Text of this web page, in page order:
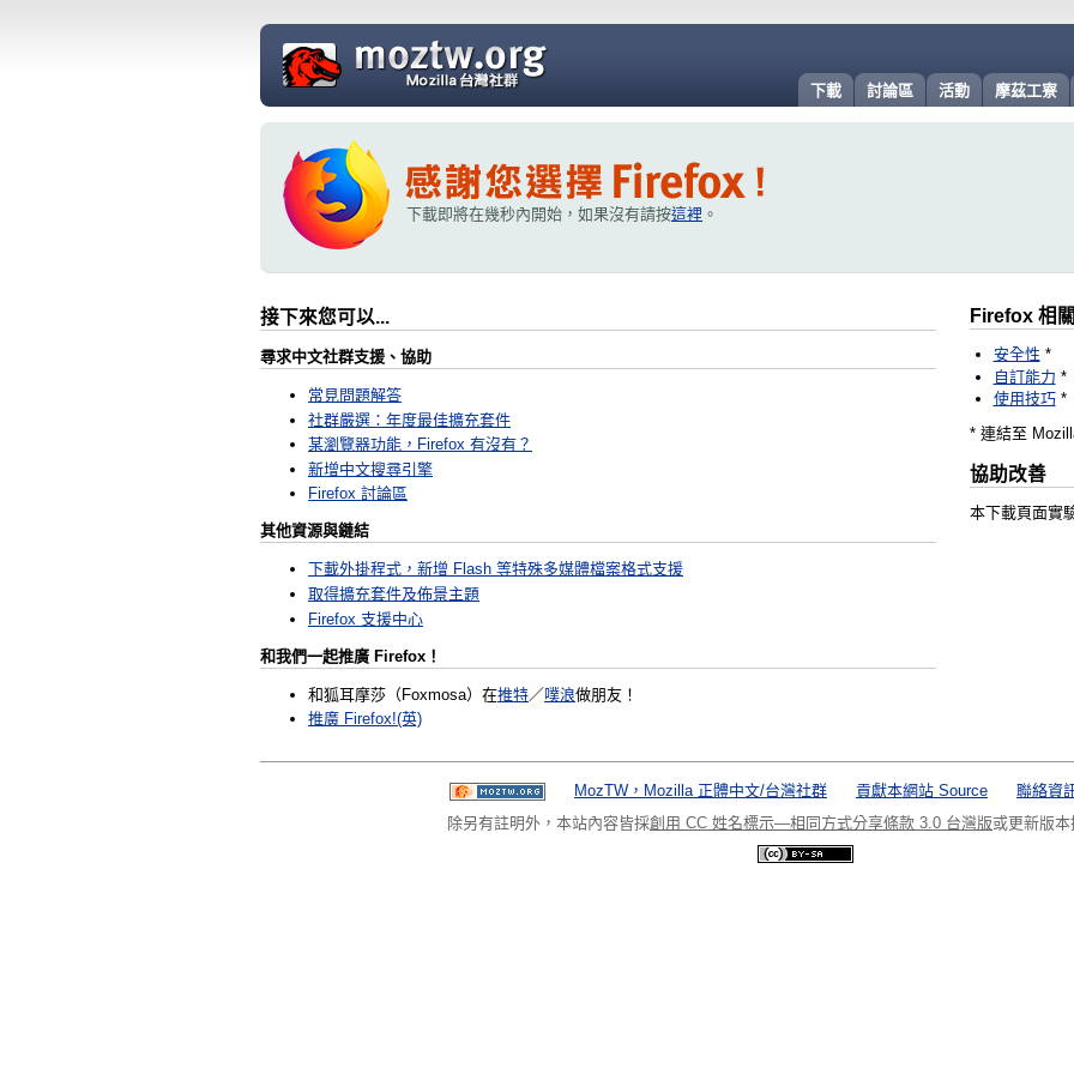
摩茲工寮
活動
討論區
下載
下載即將在幾秒內開始，如果沒有請按這裡 。
接下來您可以...
尋求中文社群支援、協助
常見問題解答
社群嚴選：年度最佳擴充套件
某瀏覽器功能，Firefox 有沒有？
新增中文搜尋引擎
Firefox 討論區
其他資源與鏈結
下載外掛程式，新增 Flash 等特殊多媒體檔案格式支援
取得擴充套件及佈景主題
Firefox 支援中心
和我們一起推廣 Firefox ！
和狐耳摩莎（Foxmosa）在推特／噗浪做朋友！
推廣 Firefox!(英)
Firefox 相
安全性 *
自訂能力 *
使用技巧*
* 連結至
協助改善
本下載頁面實
MozTW，Mozilla 正體中文/台灣社群 貢獻本網站 Source
聯絡資
除另有註明外，本站內容皆採創用 CC 姓名標示—相同方式分享條款 3.0 台灣版或更新版